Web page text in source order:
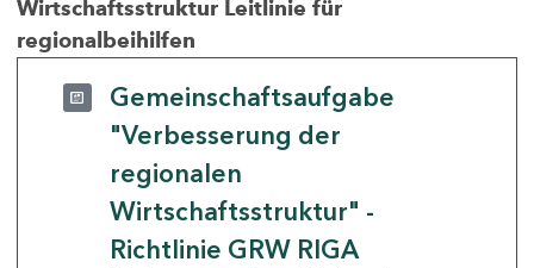
Wirtschaftsstruktur Leitlinie für
regionalbeihilfen
Gemeinschaftsaufgabe
"Verbesserung der
regionalen
Wirtschaftsstruktur" -
Richtlinie GRW RIGA